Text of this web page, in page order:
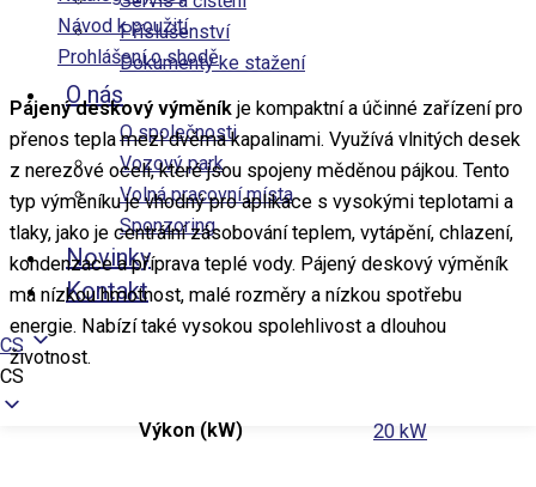
Příslušenství
Dokumenty ke stažení
O nás
O společnosti
Vozový park
Volná pracovní místa
Sponzoring
Novinky
Kontakt
CS
CS
Návod k použití
Prohlášení o shodě
Pájený deskový výměník je kompaktní a účinné zařízení pro
přenos tepla mezi dvěma kapalinami. Využívá vlnitých desek
z nerezové oceli, které jsou spojeny měděnou pájkou. Tento
typ výměníku je vhodný pro aplikace s vysokými teplotami a
tlaky, jako je centrální zásobování teplem, vytápění, chlazení,
kondenzace a příprava teplé vody. Pájený deskový výměník
má nízkou hmotnost, malé rozměry a nízkou spotřebu
energie. Nabízí také vysokou spolehlivost a dlouhou
životnost.
Výkon (kW) 20 kW